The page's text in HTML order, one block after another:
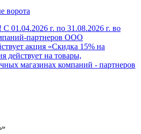
ворота
01.04.2026 г. по 31.08.2026 г. во
партнеров ООО
акция «Скидка 15% на
действует на товары,
магазинах компаний - партнеров